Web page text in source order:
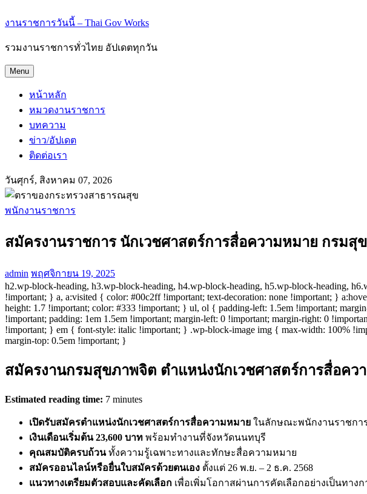
งานราชการวันนี้ – Thai Gov Works
รวมงานราชการทั่วไทย อัปเดตทุกวัน
Menu
หน้าหลัก
หมวดงานราชการ
บทความ
ข่าว/อัปเดต
ติดต่อเรา
วันศุกร์, สิงหาคม 07, 2026
พนักงานราชการ
สมัครงานราชการ นักเวชศาสตร์การสื่อความหมาย กรมสุ
admin พฤศจิกายน 19, 2025
h2.wp-block-heading, h3.wp-block-heading, h4.wp-block-heading, h5.wp-block-heading,
!important; } a, a:visited { color: #00c2ff !important; text-decoration: none !important; }
height: 1.7 !important; color: #333 !important; } ul, ol { padding-left: 1.5em !important;
!important; padding: 1em 1.5em !important; margin-left: 0 !important; margin-right: 0
!important; } em { font-style: italic !important; } .wp-block-image img { max-width: 100%
margin-top: 0.5em !important; }
สมัครงานกรมสุขภาพจิต ตำแหน่งนักเวชศาสตร์การสื่อคว
Estimated reading time: 7 minutes
เปิดรับสมัครตำแหน่งนักเวชศาสตร์การสื่อความหมาย ในลักษณะพนักงานราชกา
เงินเดือนเริ่มต้น 23,600 บาท พร้อมทำงานที่จังหวัดนนทบุรี
คุณสมบัติครบถ้วนทั้งความรู้เฉพาะทางและทักษะสื่อความหมาย
สมัครออนไลน์หรือยื่นใบสมัครด้วยตนเอง ตั้งแต่ 26 พ.ย. – 2 ธ.ค. 2568
แนวทางเตรียมตัวสอบและคัดเลือก เพื่อเพิ่มโอกาสผ่านการคัดเลือกอย่างเป็นทางก